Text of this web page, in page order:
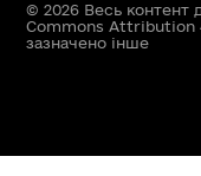
© 2026 Весь контент
Commons Attribution
зазначено інше